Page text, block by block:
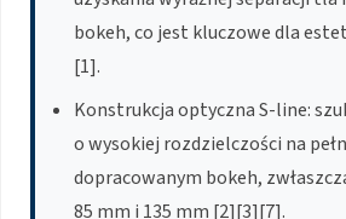
bokeh, co jest kluczowe dla
[1].
Konstrukcja optyczna S-line:
o wysokiej rozdzielczości na
dopracowanym bokeh,
85 mm i 135 mm [2][3][7].